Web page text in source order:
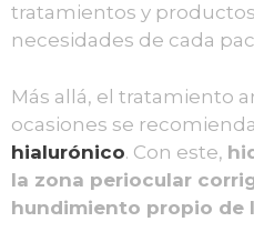
tratamientos y
necesidades de cada
Más allá, el tratamiento
ocasiones se
hialurónico. Con este,
la zona periocular
hundimiento propio de